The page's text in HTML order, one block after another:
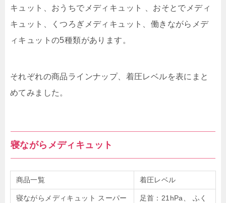
キュット、おうちでメディキュット 、おそとでメディ
キュット、くつろぎメディキュット、働きながらメデ
ィキュットの5種類があります。
それぞれの商品ラインナップ、着圧レベルを表にまと
めてみました。
寝ながらメディキュット
商品一覧 着圧レベル
寝ながらメディキュット スーパー
足首：21hPa、 ふく